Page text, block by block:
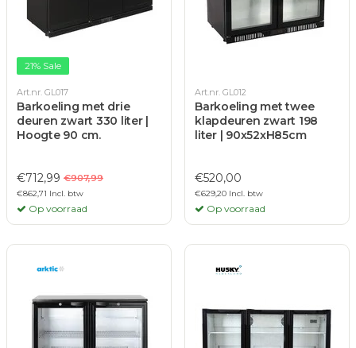
21% Sale
Art.nr. GL017
Barkoeling met drie
deuren zwart 330 liter |
Hoogte 90 cm.
€712,99 €907,99
€862,71 Incl. btw
Op voorraad
Art.nr. GL012
Barkoeling met twee
klapdeuren zwart 198
liter | 90x52xH85cm
€520,00
€629,20 Incl. btw
Op voorraad